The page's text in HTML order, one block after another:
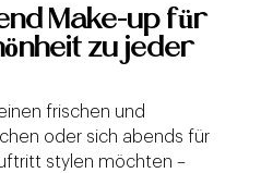
Make-up für
zu jeder
frischen und
oder sich abends für
stylen möchten –